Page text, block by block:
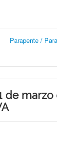
Parapente /
de marzo